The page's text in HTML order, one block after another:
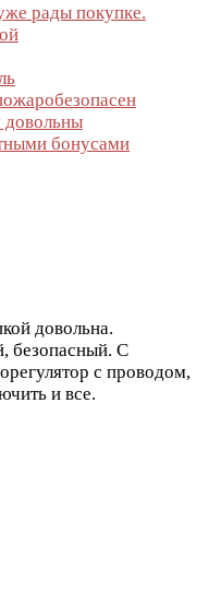
рады покупке.
довольны
бонусами
довольна.
безопасный. С
с проводом,
и все.